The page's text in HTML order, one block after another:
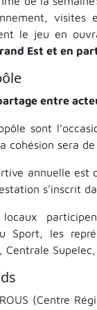
visites
le jeu en
Est et en
entre
sont
cohésion sera
annuelle est
s'inscrit
locaux
Sport, les
Centrale
(Centre